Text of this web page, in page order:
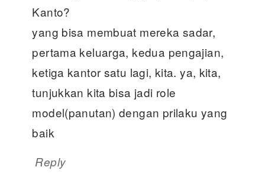
Kanto?
yang bisa membuat mereka sadar,
pertama keluarga, kedua pengajian,
ketiga kantor satu lagi, kita. ya, kita,
tunjukkan kita bisa jadi role
model(panutan) dengan prilaku yang
baik
Reply